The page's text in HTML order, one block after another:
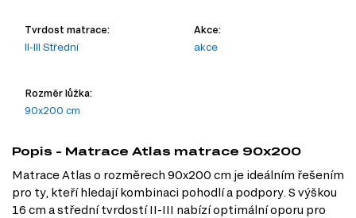
Tvrdost matrace:
II-III Střední
Akce:
akce
Rozměr lůžka:
90x200 cm
Popis - Matrace Atlas matrace 90x200
Matrace Atlas o rozměrech 90x200 cm je ideálním řešením
pro ty, kteří hledají kombinaci pohodlí a podpory. S výškou
16 cm a střední tvrdostí II-III nabízí optimální oporu pro